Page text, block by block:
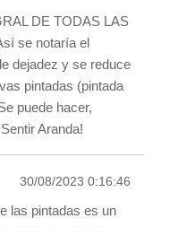
DE TODAS LAS
se notaría el
dejadez y se reduce
pintadas (pintada
puede hacer,
Aranda!
30/08/2023 0:16:46
las pintadas es un